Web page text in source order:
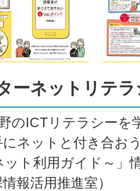
ーネットリテラ
のICTリテラシーを
ネットと付き合お
ット利用ガイド～」
報活用推進室）